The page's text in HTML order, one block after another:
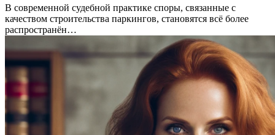
В современной судебной практике споры, связанные с
качеством строительства паркингов, становятся всё более
распространён…